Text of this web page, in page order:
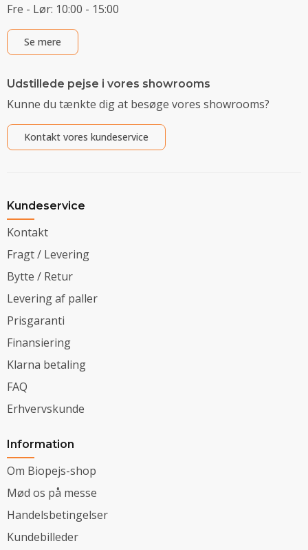
Fre - Lør: 10:00 - 15:00
Se mere
Udstillede pejse i vores showrooms
Kunne du tænkte dig at besøge vores showrooms?
Kontakt vores kundeservice
Kundeservice
Kontakt
Fragt / Levering
Bytte / Retur
Levering af paller
Prisgaranti
Finansiering
Klarna betaling
FAQ
Erhvervskunde
Information
Om Biopejs-shop
Mød os på messe
Handelsbetingelser
Kundebilleder